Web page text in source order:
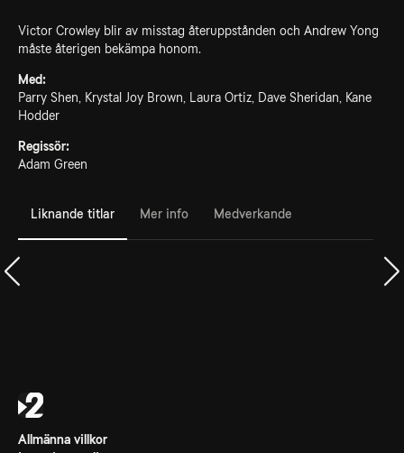
Victor Crowley blir av misstag återuppstånden och Andrew Yong
måste återigen bekämpa honom.
Med:
Parry Shen, Krystal Joy Brown, Laura Ortiz, Dave Sheridan, Kane
Hodder
Regissör:
Adam Green
Liknande titlar Mer info Medverkande
Allmänna villkor